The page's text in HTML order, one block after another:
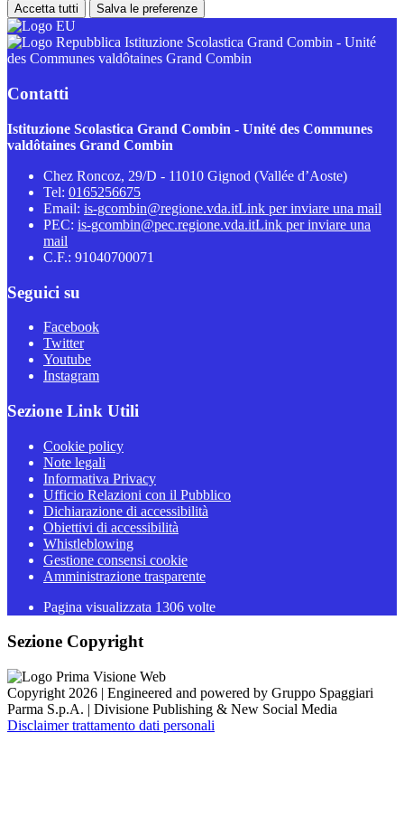
Accetta tutti Salva le preferenze
Istituzione Scolastica Grand Combin - Unité
des Communes valdôtaines Grand Combin
Contatti
Istituzione Scolastica Grand Combin - Unité des Communes
valdôtaines Grand Combin
Chez Roncoz, 29/D - 11010 Gignod (Vallée d’Aoste)
Tel: 0165256675
Email: is-gcombin@regione.vda.itLink per inviare una mail
PEC: is-gcombin@pec.regione.vda.itLink per inviare una
mail
C.F.: 91040700071
Seguici su
Facebook
Twitter
Youtube
Instagram
Sezione Link Utili
Cookie policy
Note legali
Informativa Privacy
Ufficio Relazioni con il Pubblico
Dichiarazione di accessibilità
Obiettivi di accessibilità
Whistleblowing
Gestione consensi cookie
Amministrazione trasparente
Pagina visualizzata 1306 volte
Sezione Copyright
Copyright 2026 | Engineered and powered by Gruppo Spaggiari
Parma S.p.A. | Divisione Publishing & New Social Media
Disclaimer trattamento dati personali